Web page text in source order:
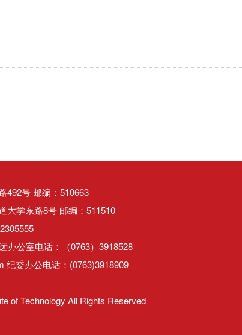
492号 邮编：510663
大学东路8号 邮编：511510
办公室电话：（0763）3918528
纪委办公电话：(0763)3918909
of Technology All Rights Reserved